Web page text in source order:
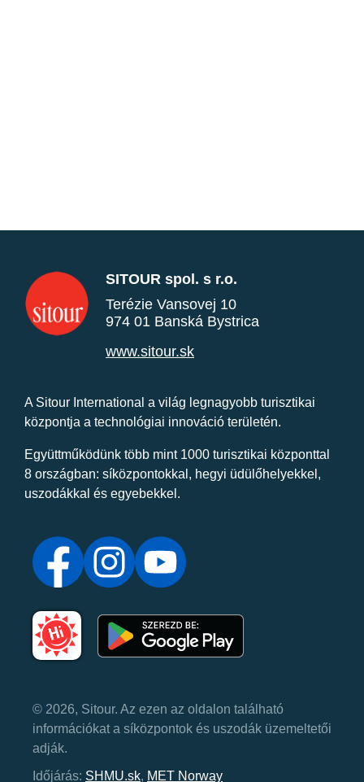
SITOUR spol. s r.o.
Terézie Vansovej 10
974 01 Banská Bystrica
www.sitour.sk
A Sitour International a világ legnagyobb turisztikai
központja a technológiai innováció területén.
Együttműködünk több mint 1000 turisztikai központtal
8 országban: síközpontokkal, hegyi üdülőhelyekkel,
uszodákkal és egyebekkel.
© 2026, Sitour. Az ezen az oldalon található
információkat a síközpontok és uszodák üzemeltetői
adják.
Időjárás: SHMU.sk, MET Norway